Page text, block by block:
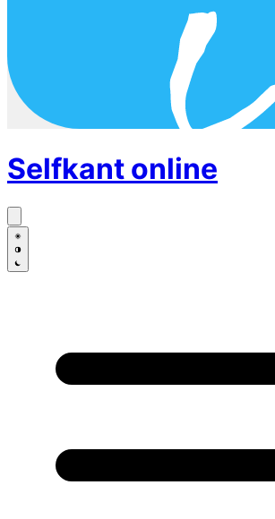
Selfkant online